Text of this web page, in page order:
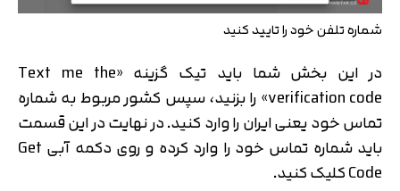
شماره تلفن خود را تایید کنید
در این بخش شما باید تیک گزینه «Text me the
verification code» را بزنید، سپس کشور مربوط به شماره
تماس خود یعنی ایران را وارد کنید. در نهایت در این قسمت
باید شماره تماس خود را وارد کرده و روی دکمه آبی Get
Code کلیک کنید.